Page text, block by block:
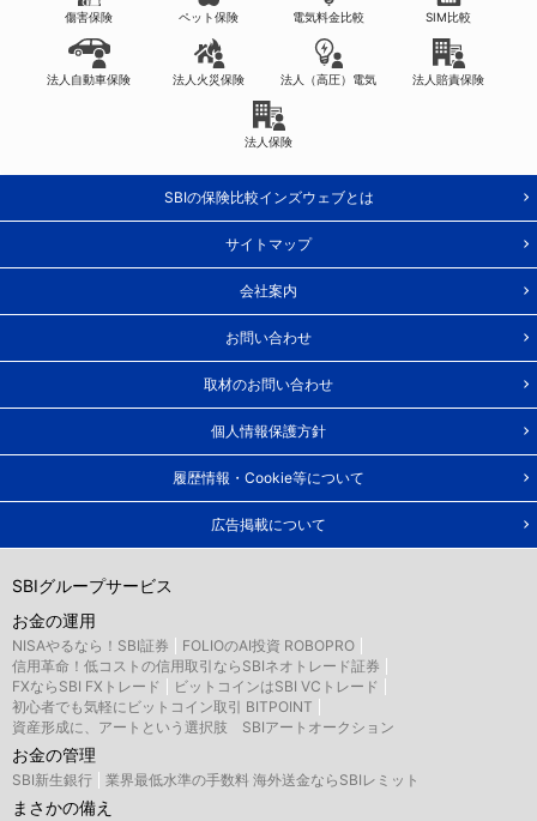
傷害保険 ペット保険 電気料金比較 SIM比較
法人自動車保険 法人火災保険 法人（高圧）電気 法人賠責保険
法人保険
SBIの保険比較インズウェブとは
サイトマップ
会社案内
お問い合わせ
取材のお問い合わせ
個人情報保護方針
履歴情報・Cookie等について
広告掲載について
SBIグループサービス
お金の運用
NISAやるなら！SBI証券
FOLIOのAI投資 ROBOPRO
信用革命！低コストの信用取引ならSBIネオトレード証券
FXならSBI FXトレード
ビットコインはSBI VCトレード
初心者でも気軽にビットコイン取引 BITPOINT
資産形成に、アートという選択肢 SBIアートオークション
お金の管理
SBI新生銀行 業界最低水準の手数料 海外送金ならSBIレミット
まさかの備え